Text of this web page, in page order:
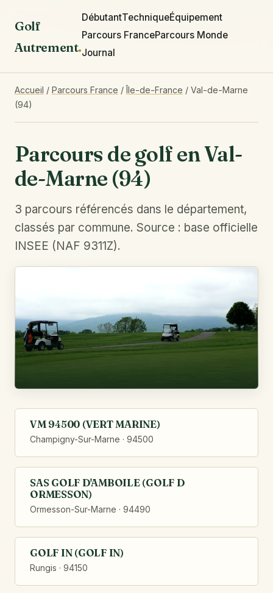
Golf
Autrement.
DébutantTechniqueÉquipement
Parcours FranceParcours Monde
Journal
Accueil / Parcours France /Île-de-France / Val-de-Marne
(94)
Parcours de golf en Val-
de-Marne (94)
3 parcours référencés dans le département,
classés par commune. Source : base officielle
INSEE (NAF 9311Z).
VM 94500 (VERT MARINE)
Champigny-Sur-Marne · 94500
SAS GOLF D'AMBOILE (GOLF D
ORMESSON)
Ormesson-Sur-Marne · 94490
GOLF IN (GOLF IN)
Rungis · 94150